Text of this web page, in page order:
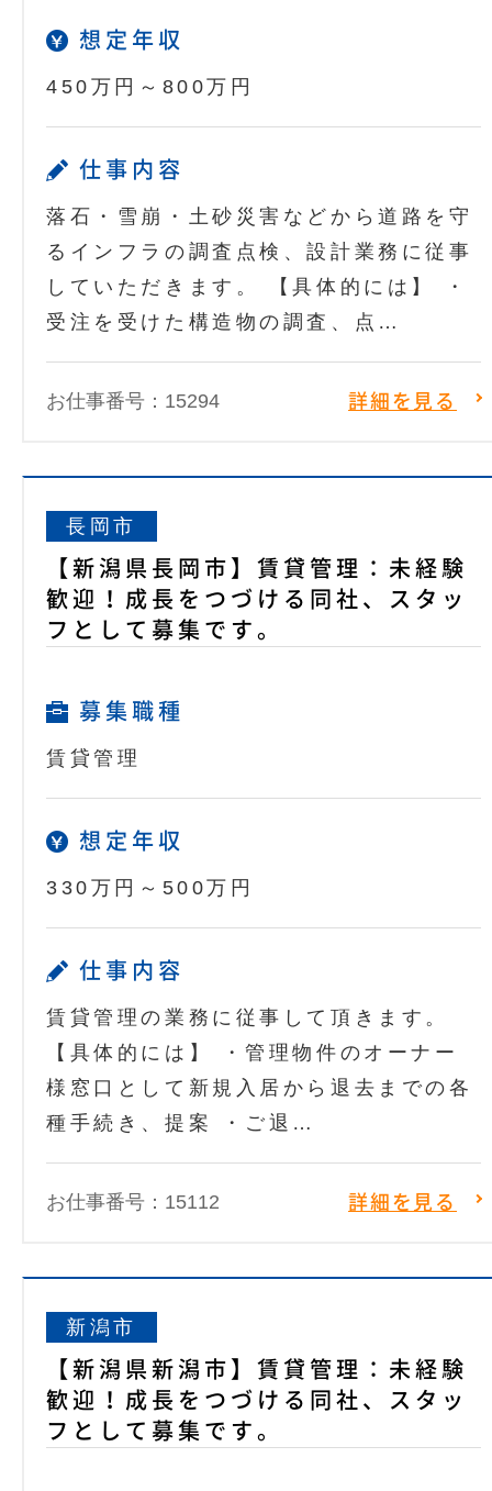
想定年収
450万円～800万円
仕事内容
落石・雪崩・土砂災害などから道路を守
るインフラの調査点検、設計業務に従事
していただきます。 【具体的には】 ・
受注を受けた構造物の調査、点…
お仕事番号：15294 詳細を見る
長岡市
【新潟県長岡市】賃貸管理：未経験
歓迎！成長をつづける同社、スタッ
フとして募集です。
募集職種
賃貸管理
想定年収
330万円～500万円
仕事内容
賃貸管理の業務に従事して頂きます。
【具体的には】 ・管理物件のオーナー
様窓口として新規入居から退去までの各
種手続き、提案 ・ご退…
お仕事番号：15112 詳細を見る
新潟市
【新潟県新潟市】賃貸管理：未経験
歓迎！成長をつづける同社、スタッ
フとして募集です。